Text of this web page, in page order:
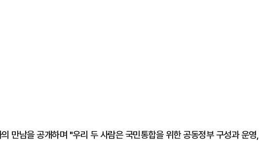
만남을 공개하며 "우리 두 사람은 국민통합을 위한 공동정부 구성과 운영,